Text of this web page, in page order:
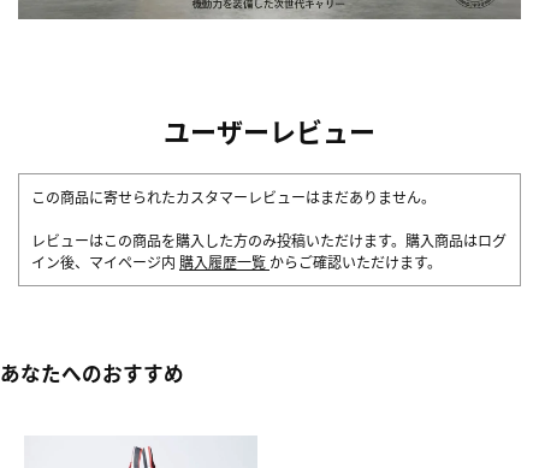
ユーザーレビュー
この商品に寄せられたカスタマーレビューはまだありません。
レビューはこの商品を購入した方のみ投稿いただけます。購入商品はログ
イン後、マイページ内 購入履歴一覧 からご確認いただけます。
あなたへのおすすめ